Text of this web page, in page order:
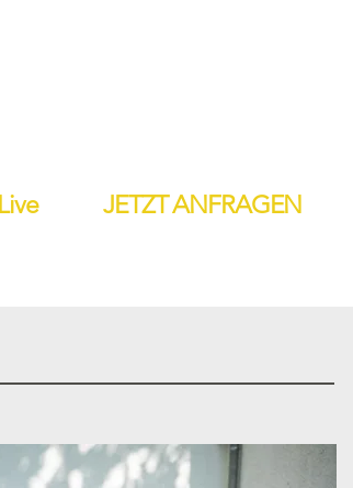
Live JETZT ANFRAGEN